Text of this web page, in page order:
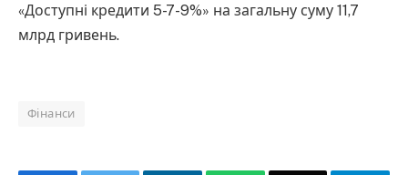
«Доступні кредити 5-7-9%» на загальну суму 11,7
млрд гривень.
Фінанси